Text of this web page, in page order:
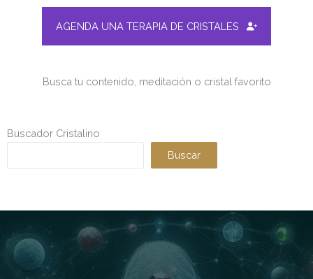
AGENDA UNA TERAPIA DE CRISTALES
Busca tu contenido, meditación o cristal favorito
Buscador Cristalino
Buscar